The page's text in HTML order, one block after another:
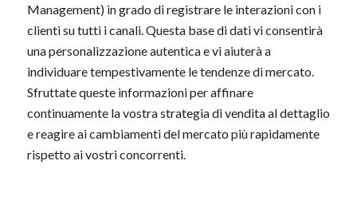
Management) in grado di registrare le interazioni con i
clienti su tutti i canali. Questa base di dati vi consentirà
una personalizzazione autentica e vi aiuterà a
individuare tempestivamente le tendenze di mercato.
Sfruttate queste informazioni per affinare
continuamente la vostra strategia di vendita al dettaglio
e reagire ai cambiamenti del mercato più rapidamente
rispetto ai vostri concorrenti.